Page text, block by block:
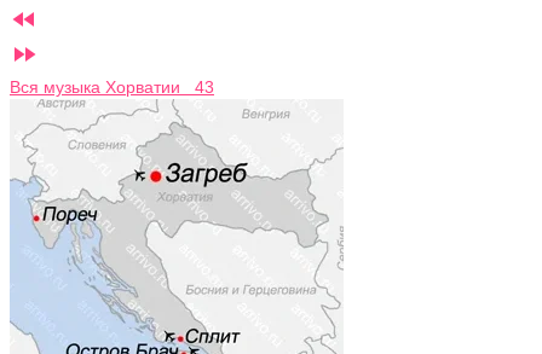


Вся музыка Хорватии 43